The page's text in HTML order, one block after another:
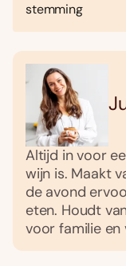
stemming
Altijd in voor
wijn is. Maakt
de avond
eten. Houdt
voor familie en